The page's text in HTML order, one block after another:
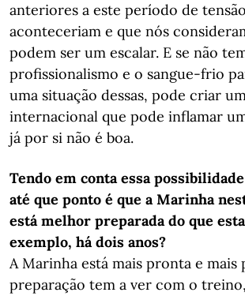
anteriores a este período de
aconteceriam e que nós
podem ser um escalar. E se não
profissionalismo e o sangue-frio
uma situação dessas, pode criar
internacional que pode inflamar
já por si não é boa.
Tendo em conta essa
até que ponto é que a Marinha
está melhor preparada do que
exemplo, há dois anos?
A Marinha está mais pronta e mais
preparação tem a ver com o